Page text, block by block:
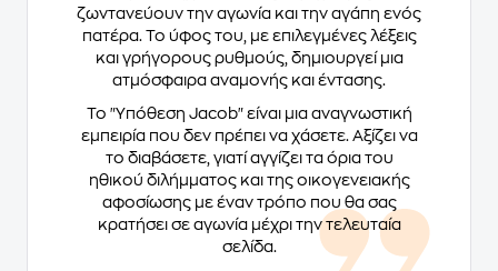
ζωντανεύουν την αγωνία και την αγάπη ενός
πατέρα. Το ύφος του, με επιλεγμένες λέξεις
και γρήγορους ρυθμούς, δημιουργεί μια
ατμόσφαιρα αναμονής και έντασης.
Το "Υπόθεση Jacob" είναι μια αναγνωστική
εμπειρία που δεν πρέπει να χάσετε. Αξίζει να
το διαβάσετε, γιατί αγγίζει τα όρια του
ηθικού διλήμματος και της οικογενειακής
αφοσίωσης με έναν τρόπο που θα σας
κρατήσει σε αγωνία μέχρι την τελευταία
σελίδα.